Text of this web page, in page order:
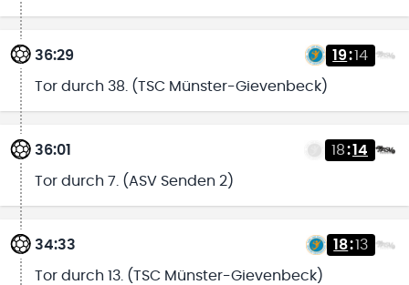
36:29 19:14
Tor durch 38. (TSC Münster-Gievenbeck)
36:01 18:14
Tor durch 7. (ASV Senden 2)
34:33 18:13
Tor durch 13. (TSC Münster-Gievenbeck)